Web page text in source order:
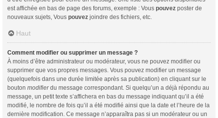
est affichée en bas de page des forums, exemple : Vous pouvez poster de
nouveaux sujets, Vous pouvez joindre des fichiers, etc.
Haut
Comment modifier ou supprimer un message ?
À moins d’être administrateur ou modérateur, vous ne pouvez modifier ou
supprimer que vos propres messages. Vous pouvez modifier un message
(quelquefois dans une durée limitée après sa publication) en cliquant sur le
bouton modifierdu message correspondant. Si quelqu’un a déjà répondu au
message, un petit texte s’affichera en bas du message indiquant qu’il a été
modifié, le nombre de fois qu’il a été modifié ainsi que la date et l’heure de la
dernière modification. Ce message n’apparaîtra pas si un modérateur ou un